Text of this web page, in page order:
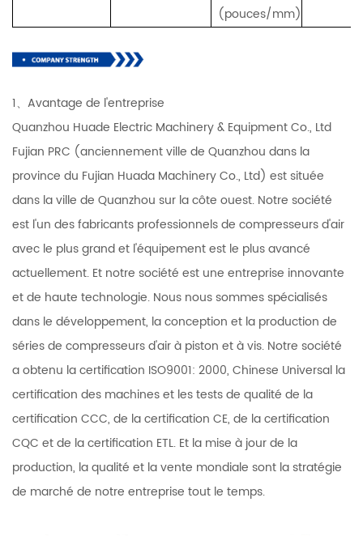
(pouces/mm)
1、Avantage de l'entreprise
Quanzhou Huade Electric Machinery & Equipment Co., Ltd
Fujian PRC (anciennement ville de Quanzhou dans la
province du Fujian Huada Machinery Co., Ltd) est située
dans la ville de Quanzhou sur la côte ouest. Notre société
est l'un des fabricants professionnels de compresseurs d'air
avec le plus grand et l'équipement est le plus avancé
actuellement. Et notre société est une entreprise innovante
et de haute technologie. Nous nous sommes spécialisés
dans le développement, la conception et la production de
séries de compresseurs d'air à piston et à vis. Notre société
a obtenu la certification ISO9001: 2000, Chinese Universal la
certification des machines et les tests de qualité de la
certification CCC, de la certification CE, de la certification
CQC et de la certification ETL. Et la mise à jour de la
production, la qualité et la vente mondiale sont la stratégie
de marché de notre entreprise tout le temps.